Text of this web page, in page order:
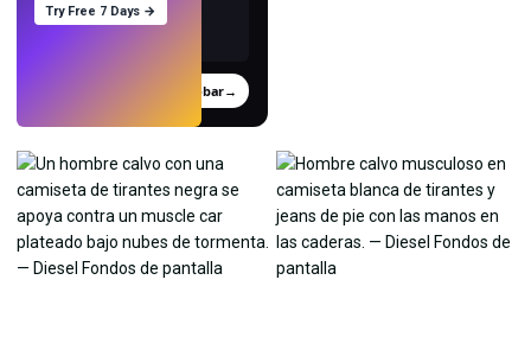
Probar→
Try Free 7 Days →